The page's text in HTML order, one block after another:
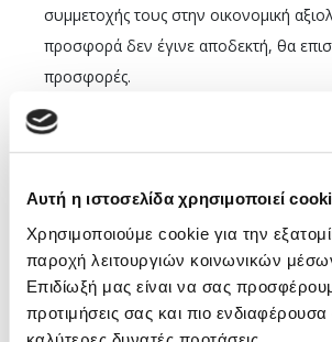
Αυτή η ιστοσελίδα χρησιμοποιεί
Χρησιμοποιούμε cookie για την
παροχή λειτουργιών κοινωνικών
Επιδίωξή μας είναι να σας
προτιμήσεις σας και πιο
συμμετοχής τους στην οικονομική
προσφορά δεν έγινε αποδεκτή, θα
προσφορές.
Σε ξεχωριστή συνεδρίαση, η επιτροπή
προσφορές των συμμετεχουσών
Περιγραφή κριτηρίου
Τεχνική προσφορά
Οικονομική Προσφορά